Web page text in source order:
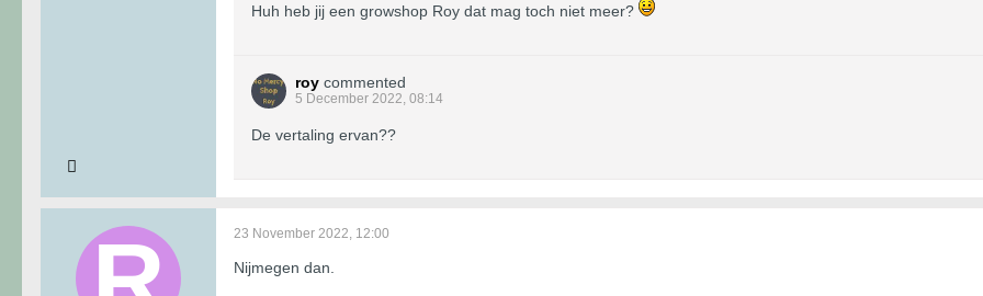
Huh heb jij een growshop Roy dat mag toch niet meer?
roy commented
5 December 2022, 08:14
De vertaling ervan??
23 November 2022, 12:00
Nijmegen dan.